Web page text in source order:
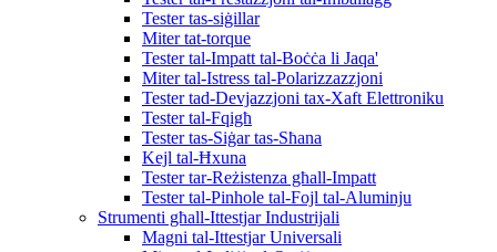
Tester tas-siġillar
Miter tat-torque
Tester tal-Impatt tal-Boċċa li Jaqa'
Miter tal-Istress tal-Polarizzazzjoni
Tester tad-Devjazzjoni tax-Xaft Elettroniku
Tester tal-Fqigħ
Tester tas-Siġar tas-Sħana
Kejl tal-Ħxuna
Tester tar-Reżistenza għall-Impatt
Tester tal-Pinhole tal-Fojl tal-Aluminju
Strumenti għall-Ittestjar Industrijali
Magni tal-Ittestjar Universali